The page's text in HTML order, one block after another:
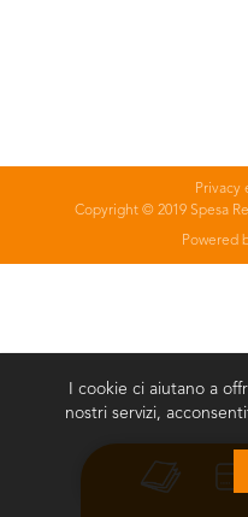
Privacy
Copyright © 2019 Spesa
Powered
I cookie ci aiutano a
nostri servizi,